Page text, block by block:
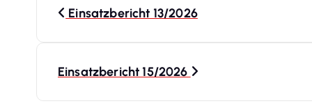
Einsatzbericht 13/2026
Einsatzbericht 15/2026